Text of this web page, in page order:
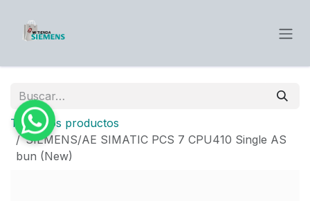
Todos los productos
SIEMENS/AE SIMATIC PCS 7 CPU410 Single AS
bun (New)